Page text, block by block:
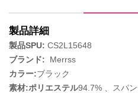
製品詳細
製品SPU: CS2L15648
ブランド: Merrss
カラー:ブラック
素材:ポリエステル94.7%
、スパ